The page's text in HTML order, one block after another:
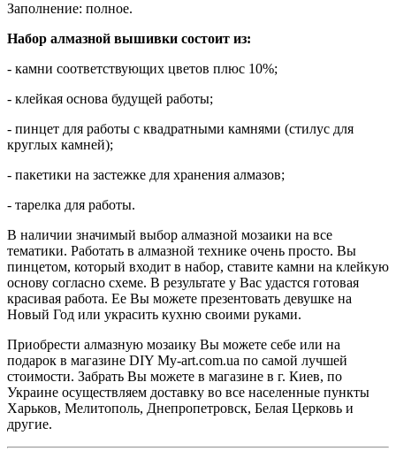
Заполнение: полное.
Набор алмазной вышивки состоит из:
- камни соответствующих цветов плюс 10%;
- клейкая основа будущей работы;
- пинцет для работы с квадратными камнями (стилус для
круглых камней);
- пакетики на застежке для хранения алмазов;
- тарелка для работы.
В наличии значимый выбор алмазной мозаики на все
тематики. Работать в алмазной технике очень просто. Вы
пинцетом, который входит в набор, ставите камни на клейкую
основу согласно схеме. В результате у Вас удастся готовая
красивая работа. Ее Вы можете презентовать девушке на
Новый Год или украсить кухню своими руками.
Приобрести алмазную мозаику Вы можете себе или на
подарок в магазине DIY My-art.com.ua по самой лучшей
стоимости. Забрать Вы можете в магазине в г. Киев, по
Украине осуществляем доставку во все населенные пункты
Харьков, Мелитополь, Днепропетровск, Белая Церковь и
другие.